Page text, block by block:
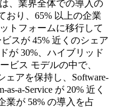
、業界全体での導入の
おり、65% 以上の企業
トフォームに移行して
スが 45% 近くのシェア
が 30%、ハイブリッド
ビス モデルの中で、
ェアを保持し、Software-
as-a-Service が 20% 近く
業が 58% の導入を占